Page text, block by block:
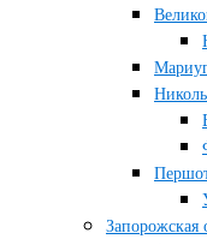
Запорожская